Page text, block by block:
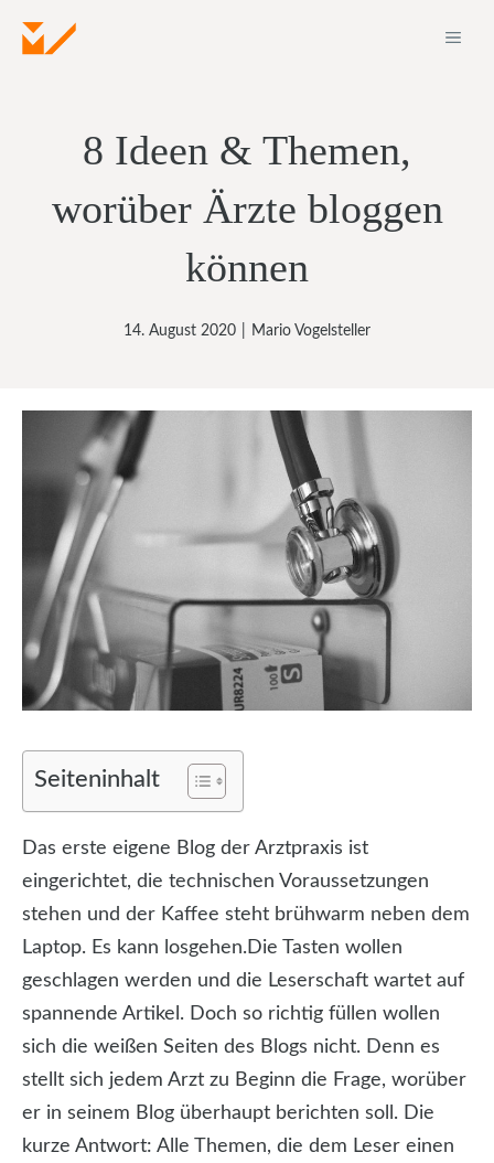
Inhalt
8 Ideen & Themen,
worüber Ärzte bloggen
können
14. August 2020 Mario Vogelsteller
Seiteninhalt
Das erste eigene Blog der Arztpraxis ist
eingerichtet, die technischen Voraussetzungen
stehen und der Kaffee steht brühwarm neben dem
Laptop. Es kann losgehen.Die Tasten wollen
geschlagen werden und die Leserschaft wartet auf
spannende Artikel. Doch so richtig füllen wollen
sich die weißen Seiten des Blogs nicht. Denn es
stellt sich jedem Arzt zu Beginn die Frage, worüber
er in seinem Blog überhaupt berichten soll. Die
kurze Antwort: Alle Themen, die dem Leser einen